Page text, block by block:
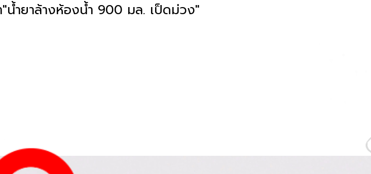
น้ำยาล้างห้องน้ำ 900 มล. เป็ดม่วง"